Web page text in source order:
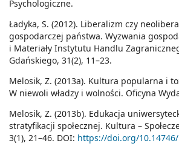
Psychologiczne.
Ładyka, S. (2012). Liberalizm czy
gospodarczej państwa. Wyzwania
i Materiały Instytutu Handlu
Gdańskiego, 31(2), 11–23.
Melosik, Z. (2013a). Kultura popularna i
W niewoli władzy i wolności. Oficyna
Melosik, Z. (2013b). Edukacja
stratyfikacji społecznej. Kultura –
3(1), 21–46. DOI: https://doi.org/10.14746/